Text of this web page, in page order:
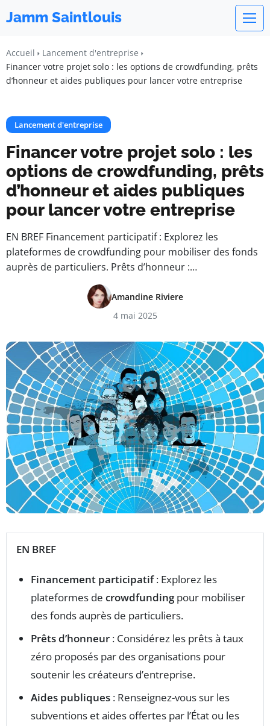
Jamm Saintlouis
Accueil
Lancement d'entreprise
Financer votre projet solo : les options de crowdfunding, prêts
d’honneur et aides publiques pour lancer votre entreprise
Lancement d'entreprise
Financer votre projet solo : les
options de crowdfunding, prêts
d’honneur et aides publiques
pour lancer votre entreprise
EN BREF Financement participatif : Explorez les
plateformes de crowdfunding pour mobiliser des fonds
auprès de particuliers. Prêts d’honneur :…
Amandine Riviere
4 mai 2025
EN BREF
Financement participatif: Explorez les
plateformes de crowdfundingpour mobiliser
des fonds auprès de particuliers.
Prêts d’honneur : Considérez les prêts à taux
zéro proposés par des organisations pour
soutenir les créateurs d’entreprise.
Aides publiques : Renseignez-vous sur les
subventions et aides offertes par l’État ou les